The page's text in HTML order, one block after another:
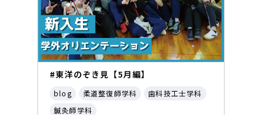
#東洋のぞき見【5月編】
blog 柔道整復師学科
歯科技工士学科
鍼灸師学科